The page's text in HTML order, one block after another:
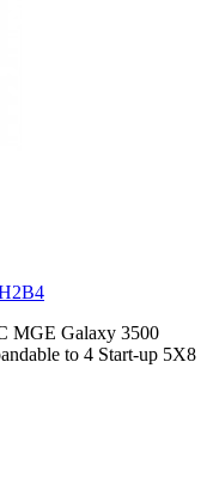
MGE Galaxy 3500
to 4 Start-up 5X8